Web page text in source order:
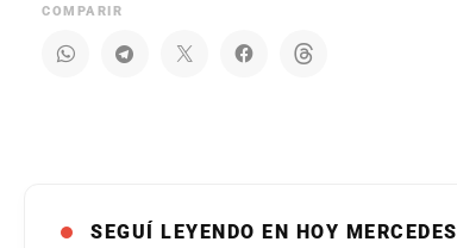
COMPARIR
SEGUÍ LEYENDO EN HOY MERCEDES